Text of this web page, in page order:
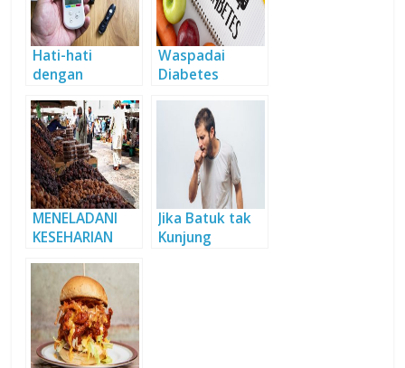
Hati-hati
dengan
Mellitus
Waspadai
Diabetes
MENELADANI
KESEHARIAN
RAMADHAN
(Bagian 1)
Jika Batuk tak
Kunjung